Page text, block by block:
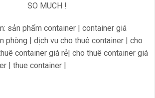
SO MUCH !
sản phẩm container | container giá
phòng | dịch vu cho thuê container | cho
container giá rẻ| cho thuê container giá
| thue container |